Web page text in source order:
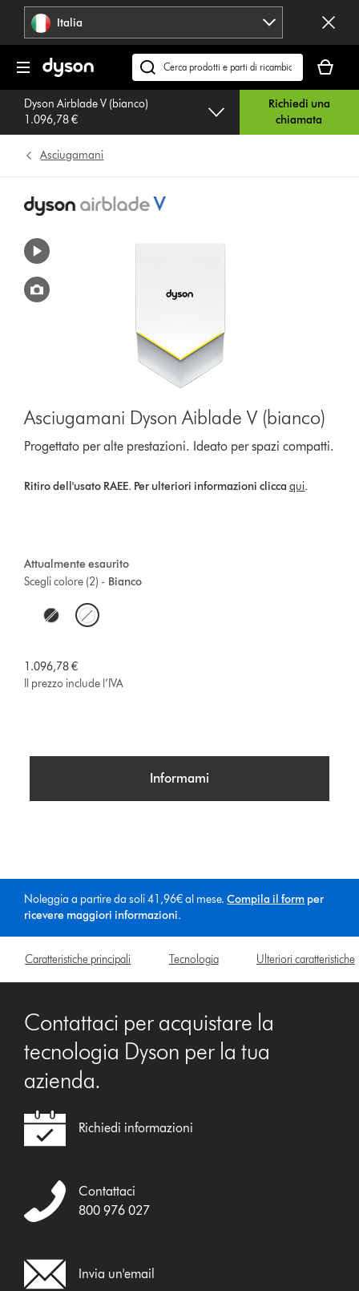
navigazione Italia
Cerca
su
dyson.it
carrello
è
vuoto
Dyson Airblade V (bianco)
1.096,78 €
Richiedi una
chiamata
Asciugamani
Attualmente esaurito
Bianco
Scegli colore (2) -
O
t
n
1.096,78 €
Il prezzo include l’IVA
Informami
Asciugamani Dyson Aiblade V (bianco)
Progettato per alte prestazioni. Ideato per spazi compatti.
Ritiro dell'usato RAEE. Per ulteriori informazioni cliccaqui.
Noleggia a partire da soli 41,96€ al mese.Compila il form per
ricevere maggiori informazioni.
Caratteristiche principali Tecnologia Ulteriori caratteristiche
Contattaci per acquistare la
tecnologia Dyson per la tua
azienda.
Richiedi informazioni
Contattaci
800 976 027
Invia un'email